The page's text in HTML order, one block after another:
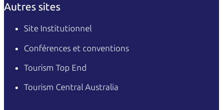
Autres sites
Site Institutionnel
Conférences et conventions
Tourism Top End
Tourism Central Australia